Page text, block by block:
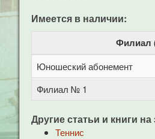
Имеется в наличии:
Филиал
Юношеский абонемент
Филиал № 1
Другие статьи и книги
Теннис